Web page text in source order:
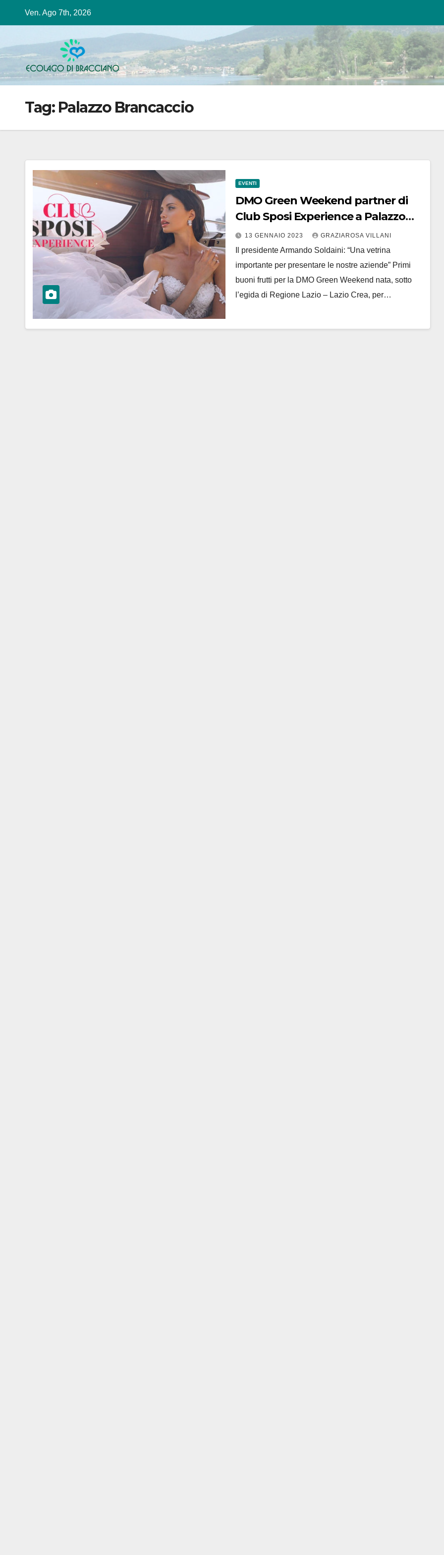
Ven. Ago 7th, 2026
Tag: Palazzo Brancaccio
EVENTI
DMO Green Weekend partner di
Club Sposi Experience a Palazzo
Brancaccio il 14 e 15 gennaio
13 GENNAIO 2023 GRAZIAROSA VILLANI
Il presidente Armando Soldaini: “Una vetrina
importante per presentare le nostre aziende” Primi
buoni frutti per la DMO Green Weekend nata, sotto
l’egida di Regione Lazio – Lazio Crea, per…